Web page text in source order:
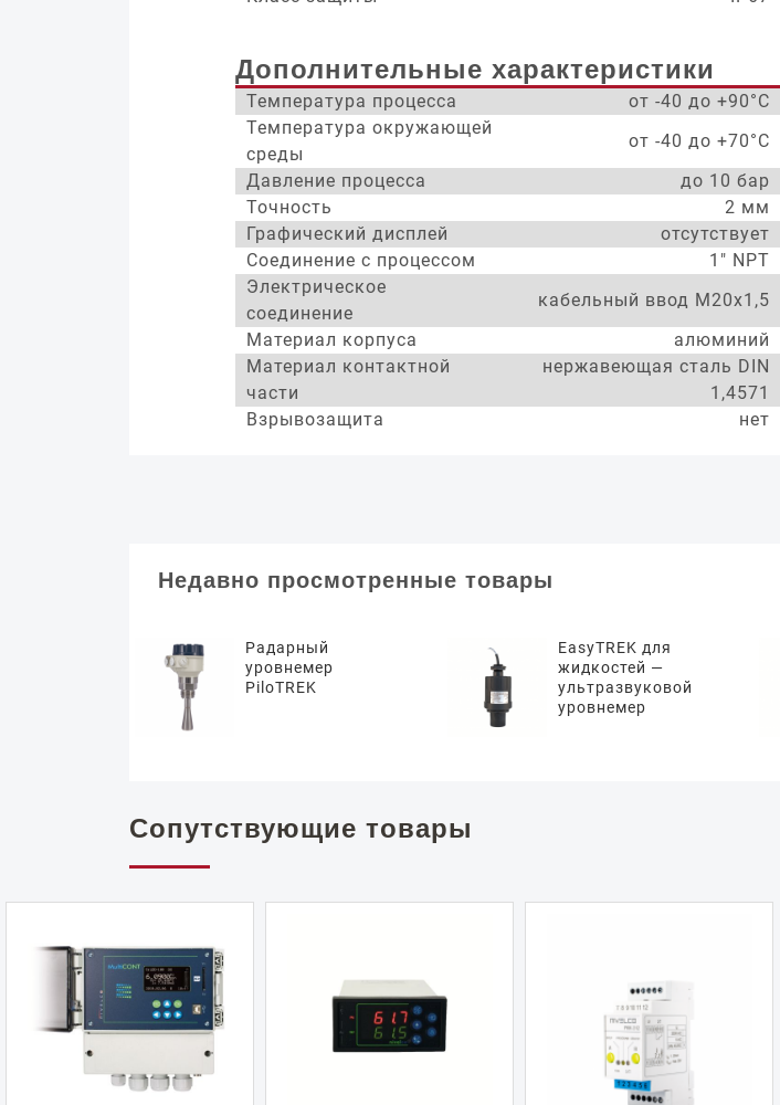
Дополнительные характеристики
Температура процесса
от -40 до +90°С
Температура окружающей
среды
от -40 до +70°С
Давление процесса
до 10 бар
Точность
2 мм
Графический дисплей
отсутствует
Соединение с процессом
1" NPT
Электрическое
соединение
кабельный ввод М20х1,5
Материал корпуса
алюминий
Материал контактной
части
нержавеющая сталь DIN
1,4571
Взрывозащита
нет
Недавно просмотренные товары
Радарный
уровнемер
PiloTREK
EasyTREK для
жидкостей —
ультразвуковой
уровнемер
Сопутствующие товары